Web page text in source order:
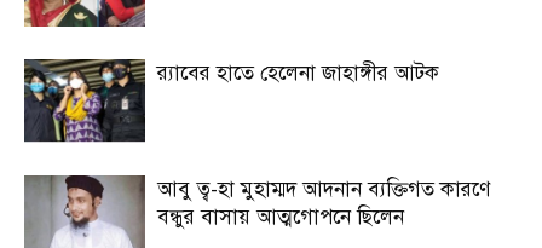
র‍্যাবের হাতে হেলেনা জাহাঙ্গীর আটক
আবু ত্ব-হা মুহাম্মদ আদনান ব্যক্তিগত কারণে
বন্ধুর বাসায় আত্মগোপনে ছিলেন